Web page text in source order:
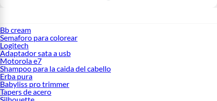
Bb cream
Semaforo para colorear
Logitech
Adaptador sata a usb
Motorola e7
Shampoo para la caida del cabello
Erba pura
Babyliss pro trimmer
Tapers de acero